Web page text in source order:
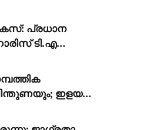
പ്രധാന
ടി.എ
ഇളയ
അറസ്റ്റിൽ